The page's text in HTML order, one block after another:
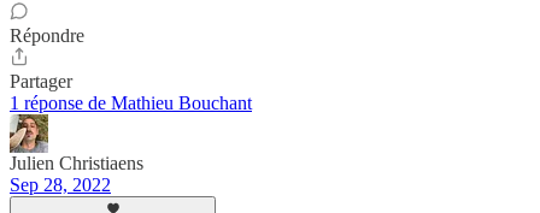
Répondre
Partager
1 réponse de Mathieu Bouchant
Julien Christiaens
Sep 28, 2022